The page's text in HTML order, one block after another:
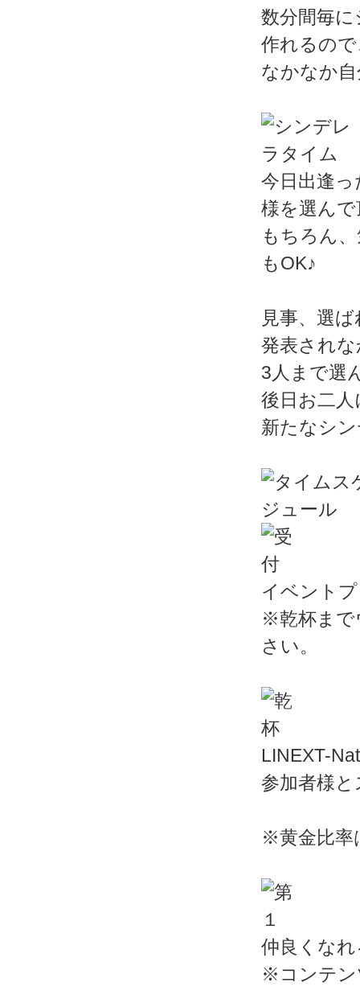
数分間毎
作れるの
なかなか
今日出逢
様を選ん
もちろん
もOK♪
見事、選
発表され
3人まで選
後日お二
新たなシ
イベント
※乾杯まで
さい。
LINEXT-
参加者様
※黄金比率
仲良くな
※コンテン